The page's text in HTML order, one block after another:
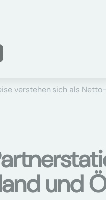
verstehen sich als
und